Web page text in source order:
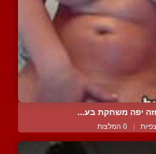
יפה משחקת בע...
| 0 המלצות